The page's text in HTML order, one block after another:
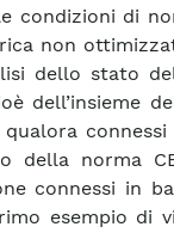
condizioni di
non
dello stato
dell’insieme
della norma
connessi in
esempio di